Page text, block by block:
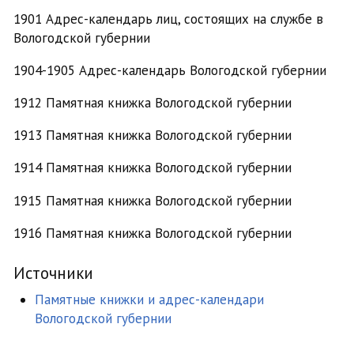
1901 Адрес-календарь лиц, состоящих на службе в
Вологодской губернии
1904-1905 Адрес-календарь Вологодской губернии
1912 Памятная книжка Вологодской губернии
1913 Памятная книжка Вологодской губернии
1914 Памятная книжка Вологодской губернии
1915 Памятная книжка Вологодской губернии
1916 Памятная книжка Вологодской губернии
Источники
Памятные книжки и адрес-календари
Вологодской губернии